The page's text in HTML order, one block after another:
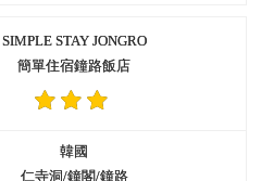
SIMPLE STAY JONGRO
簡單住宿鐘路飯店
韓國
仁寺洞/鐘閣/鐘路